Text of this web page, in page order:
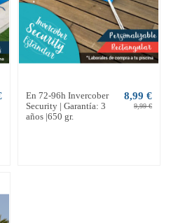
En 72-96h Invercober
Security | Garantía: 3
años |650 gr.
8,99 €
9,99 €